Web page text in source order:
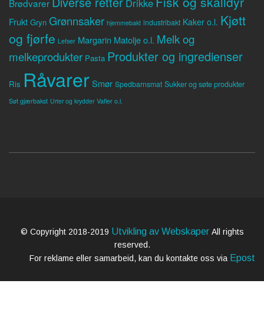
Brødvarer
Frukt Gryn Grønnsaker hjemmebakt industribakt Kaker o.l. Kjøtt
og fjørfe Lefser Margarin Matolje o.l. Melk og
melkeprodukter Pasta Produkter og ingredienser
Ris RåvarerSmør Spedbarnsmat Sukker og søte produkter
Søt gjærbakst Urter og krydder Vafler o.l.
© Copyright 2018-2019 Utvikling av Webskaper All rights
reserved.
For reklame eller samarbeid, kan du kontakte oss via Epost